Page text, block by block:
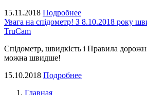
15.11.2018 Подробнее
Увага на спідометр! З 8.10.2018 року
TruCam
Спідометр, швидкість і Правила
можна швидше!
15.10.2018 Подробнее
Главная